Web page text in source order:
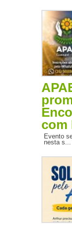
com
Evento
nesta s...